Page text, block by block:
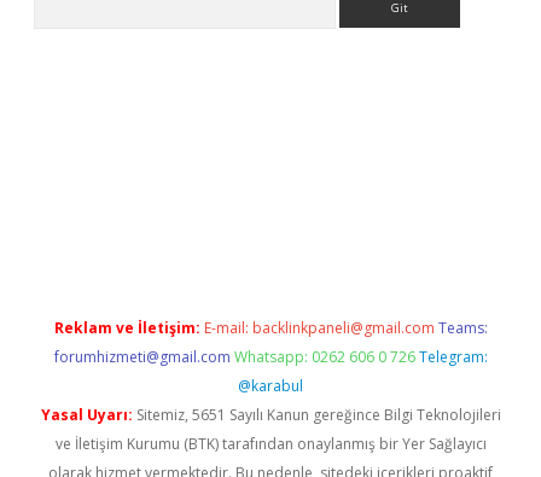
Reklam ve İletişim: E-mail: backlinkpaneli@gmail.com Teams:
forumhizmeti@gmail.com Whatsapp: 0262 606 0 726 Telegram:
@karabul
Yasal Uyarı: Sitemiz, 5651 Sayılı Kanun gereğince Bilgi Teknolojileri
ve İletişim Kurumu (BTK) tarafından onaylanmış bir Yer Sağlayıcı
olarak hizmet vermektedir. Bu nedenle, sitedeki içerikleri proaktif